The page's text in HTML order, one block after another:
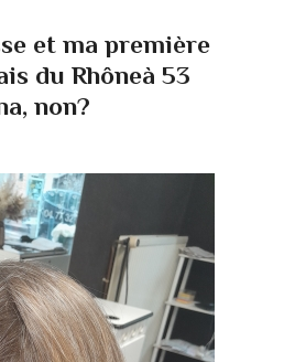
et ma première
du Rhôneà 53
non?